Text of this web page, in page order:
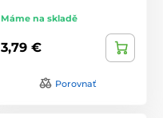
Máme na skladě
3,79 €
Porovnať